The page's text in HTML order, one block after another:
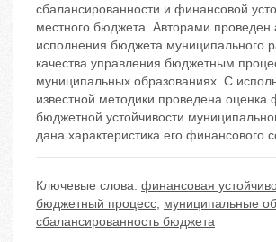
сбалансированности и финансовой
местного бюджета. Авторами проведен
исполнения бюджета муниципального
качества управления бюджетным
муниципальных образованиях. С
известной методики проведена оценка
бюджетной устойчивости
дана характеристика его финансового
Ключевые слова: финансовая
бюджетный процесс, муниципальные
сбалансированность бюджета